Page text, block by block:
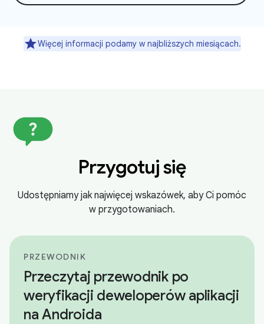
Więcej informacji podamy w najbliższych miesiącach.
Przygotuj się
Udostępniamy jak najwięcej wskazówek, aby Ci pomóc
w przygotowaniach.
PRZEWODNIK
Przeczytaj przewodnik po
weryfikacji deweloperów aplikacji
na Androida